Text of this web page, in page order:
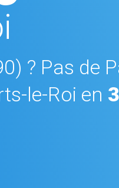
? Pas de
le-Roi en